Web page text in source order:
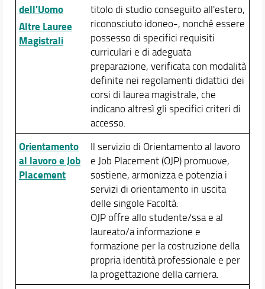
Didattica
Verbali e Relazioni
Orario e Calendari
dell'Uomo
Altre Lauree
Magistrali
titolo di studio conseguito all'estero,
riconosciuto idoneo-, nonché essere
possesso di specifici requisiti
curriculari e di adeguata
preparazione, verificata con modalità
definite nei regolamenti didattici dei
corsi di laurea magistrale, che
indicano altresì gli specifici criteri di
accesso.
Orientamento
al lavoro e Job
Placement
Il servizio di Orientamento al lavoro
e Job Placement (OJP) promuove,
sostiene, armonizza e potenzia i
servizi di orientamento in uscita
delle singole Facoltà.
OJP offre allo studente/ssa e al
laureato/a informazione e
formazione per la costruzione della
propria identità professionale e per
la progettazione della carriera.